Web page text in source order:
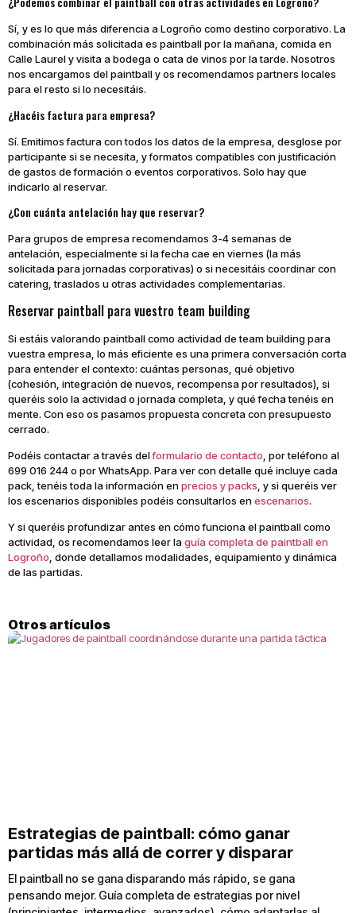
Sí, y es lo que más diferencia a Logroño como destino corporativo. La
combinación más solicitada es paintball por la mañana, comida en
Calle Laurel y visita a bodega o cata de vinos por la tarde. Nosotros
nos encargamos del paintball y os recomendamos partners locales
para el resto si lo necesitáis.
¿Hacéis factura para empresa?
Sí. Emitimos factura con todos los datos de la empresa, desglose por
participante si se necesita, y formatos compatibles con justificación
de gastos de formación o eventos corporativos. Solo hay que
indicarlo al reservar.
¿Con cuánta antelación hay que reservar?
Para grupos de empresa recomendamos 3-4 semanas de
antelación, especialmente si la fecha cae en viernes (la más
solicitada para jornadas corporativas) o si necesitáis coordinar con
catering, traslados u otras actividades complementarias.
Reservar paintball para vuestro team building
Si estáis valorando paintball como actividad de team building para
vuestra empresa, lo más eficiente es una primera conversación corta
para entender el contexto: cuántas personas, qué objetivo
(cohesión, integración de nuevos, recompensa por resultados), si
queréis solo la actividad o jornada completa, y qué fecha tenéis en
mente. Con eso os pasamos propuesta concreta con presupuesto
cerrado.
Podéis contactar a través delformulario de contacto , por teléfono al
699 016 244 o por WhatsApp. Para ver con detalle qué incluye cada
pack, tenéis toda la información en precios y packs , y si queréis ver
los escenarios disponibles podéis consultarlos en escenarios.
Y si queréis profundizar antes en cómo funciona el paintball como
actividad, os recomendamos leer la guía completa de paintball en
Logroño, donde detallamos modalidades, equipamiento y dinámica
de las partidas.
Otros artículos
Estrategias de paintball: cómo ganar
partidas más allá de correr y disparar
El paintball no se gana disparando más rápido, se gana
pensando mejor. Guía completa de estrategias por nivel